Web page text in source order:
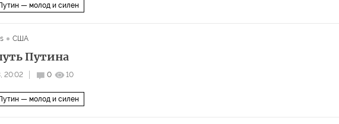
— молод и силен
США
Путина
20:02 0 10
— молод и силен